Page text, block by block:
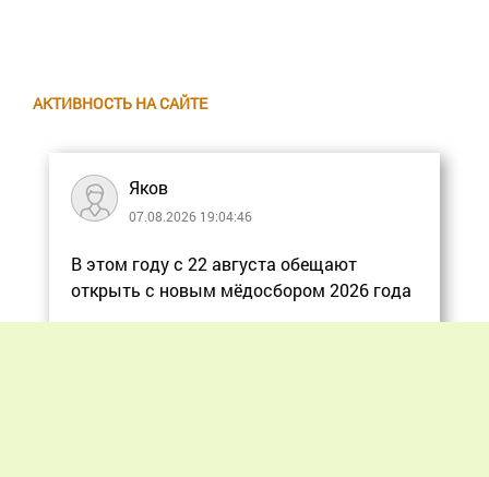
АКТИВНОСТЬ НА САЙТЕ
Яков
07.08.2026 19:04:46
В этом году с 22 августа обещают
открыть с новым мёдосбором 2026 года